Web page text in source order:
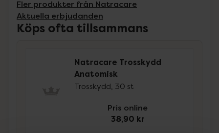
Fler produkter från Natracare
Aktuella erbjudanden
Köps ofta tillsammans
Natracare Trosskydd
Anatomisk
Trosskydd, 30 st
Pris online
38,90 kr